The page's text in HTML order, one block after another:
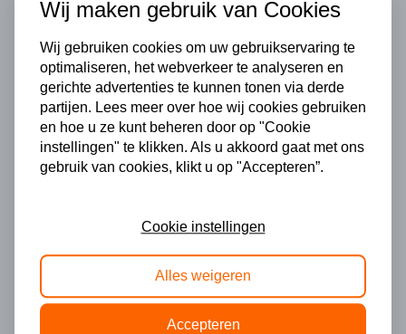
lease auto er mooi uit ziet en ook op dat gebied
wint BMW vele punten. De auto’s van BMW zijn
degelijk maar sportief, professioneel, zakelijk en
stoer. Dit merk heeft het perfecte aanbod voor
zowel stoere autoliefhebbers die graag in een
willen komen in een nette auto. Een BMW leaset u
eenvoudig en snel; zie je het wel zitten, zo’n BMW
Wij maken gebruik van Cookies
Wij gebruiken cookies om uw gebruikservaring te
optimaliseren, het webverkeer te analyseren en
gerichte advertenties te kunnen tonen via derde
partijen. Lees meer over hoe wij cookies gebruiken
en hoe u ze kunt beheren door op "Cookie
instellingen" te klikken. Als u akkoord gaat met ons
gebruik van cookies, klikt u op "Accepteren”.
Cookie instellingen
Alles weigeren
Accepteren